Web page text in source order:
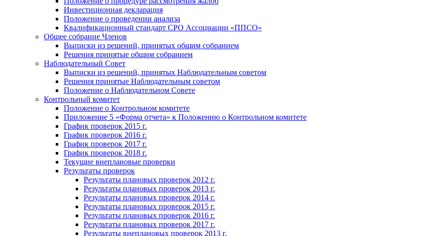
Инвестиционная декларация
Положение о проведении анализа
Квалификационный стандарт СРО Ассоциации «ППСО»
Общее собрание Членов
Выписки из решений, принятых общим собранием
Решения принятые общим собранием
Наблюдательный Совет
Выписки из решений, принятых Наблюдательным советом
Решения принятые Наблюдательным советом
Положение о Наблюдательном Совете
Контрольный комитет
Положение о Контрольном комитете
Приложение 5 «Форма отчета» к Положению о Контрольном комитете
График проверок 2015 г.
График проверок 2016 г.
График проверок 2017 г.
График проверок 2018 г.
Текущие внеплановые проверки
Результаты проверок
Результаты плановых проверок 2012 г.
Результаты плановых проверок 2013 г.
Результаты плановых проверок 2014 г.
Результаты плановых проверок 2015 г.
Результаты плановых проверок 2016 г.
Результаты плановых проверок 2017 г.
Результаты внеплановых проверок 2013 г.